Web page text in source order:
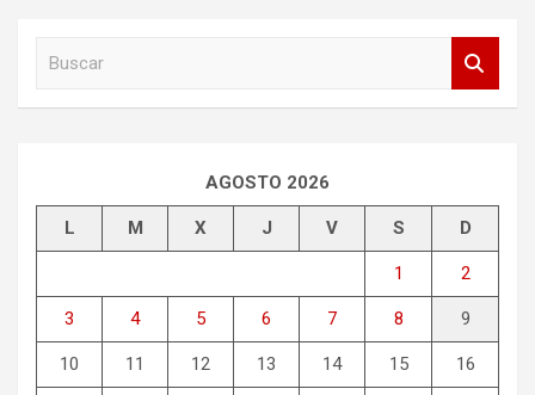
AGOSTO 2026
L M X J V S D
1 2
3 4 5 6 7 8 9
10 11 12 13 14 15 16